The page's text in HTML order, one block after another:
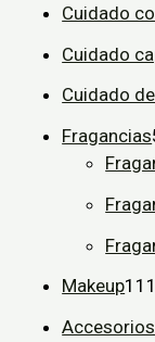
Cuidado
Cuidado
Cuidado
Fragancias
Makeup11
Accesorios